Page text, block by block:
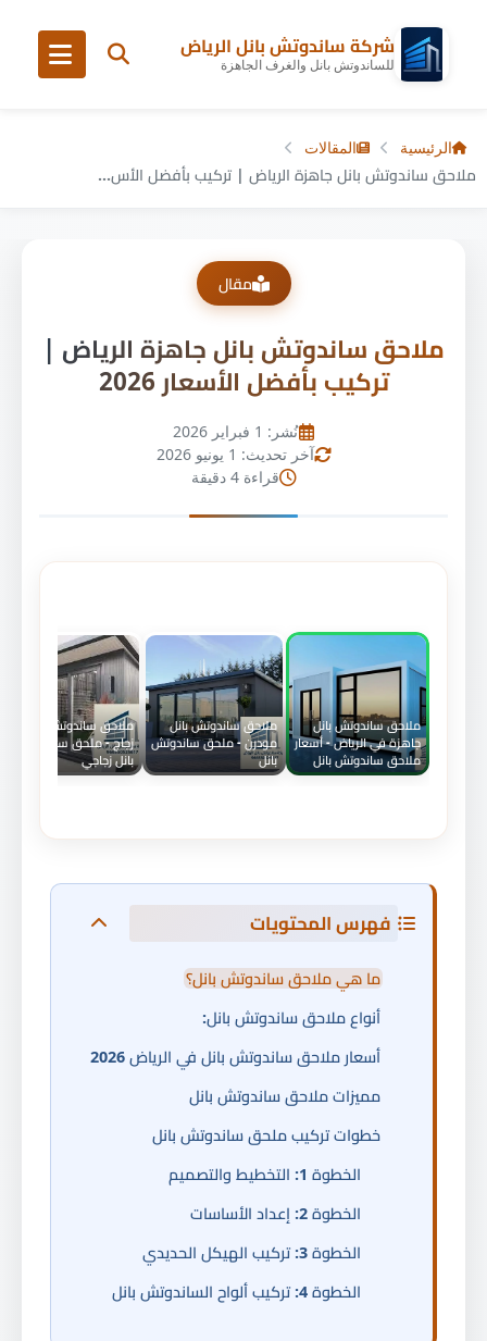
شركة ساندوتش بانل الرياض
للساندوتش بانل والغرف الجاهزة
الرئيسية
المقالات
ملاحق ساندوتش بانل جاهزة الرياض | تركيب بأفضل الأس...
مقال
ملاحق ساندوتش بانل جاهزة الرياض |
تركيب بأفضل الأسعار 2026
نُشر: 1 فبراير 2026
آخر تحديث: 1 يونيو 2026
قراءة 4 دقيقة
ملاحق ساندوتش بانل
جاهزة في الرياض - أسعار
ملاحق ساندوتش بانل
ملاحق ساندوتش بانل
مودرن - ملحق ساندوتش
بانل
ملاحق ساندوتش بانل
زجاج - ملحق ساندوتش
بانل زجاجي
فهرس المحتويات
ما هي ملاحق ساندوتش بانل؟
أنواع ملاحق ساندوتش بانل:
أسعار ملاحق ساندوتش بانل في الرياض 2026
مميزات ملاحق ساندوتش بانل
خطوات تركيب ملحق ساندوتش بانل
الخطوة 1: التخطيط والتصميم
الخطوة 2: إعداد الأساسات
الخطوة 3: تركيب الهيكل الحديدي
الخطوة 4: تركيب ألواح الساندوتش بانل